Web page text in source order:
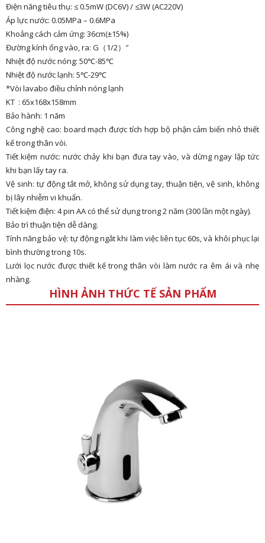
Điện năng tiêu thụ: ≤ 0.5mW (DC6V) / ≤3W (AC220V)
Áp lực nước: 0.05MPa – 0.6MPa
Khoảng cách cảm ứng: 36cm(±15%)
Đường kính ống vào, ra: G（1/2）″
Nhiệt độ nước nóng: 50℃-85℃
Nhiệt độ nước lạnh: 5℃-29℃
*Vòi lavabo điều chỉnh nóng lạnh
KT : 65x168x158mm
Bảo hành: 1 năm
Công nghệ cao: board mạch được tích hợp bộ phận cảm biến nhỏ thiết
kế trong thân vòi.
Tiết kiệm nước: nước chảy khi bạn đưa tay vào, và dừng ngay lập tức
khi bạn lấy tay ra.
Vệ sinh: tự động tắt mở, không sử dụng tay, thuận tiện, vệ sinh, không
bị lây nhiễm vi khuẩn.
Tiết kiệm điện: 4 pin AA có thể sử dụng trong 2 năm (300 lần một ngày).
Bảo trì thuận tiện dễ dàng.
Tính năng bảo vệ: tự động ngắt khi làm việc liên tục 60s, và khôi phục lại
bình thường trong 10s.
Lưới lọc nước được thiết kế trong thân vòi làm nước ra êm ái và nhẹ
nhàng.
HÌNH ẢNH THỨC TẾ SẢN PHẨM